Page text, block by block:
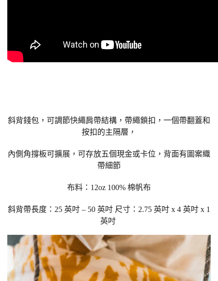
斜背錢包，可調節快繩肩帶結構，帶繩鎖扣，一個帶翻蓋和
按扣的主隔層，
內側角撐板可擴展，可存放五個現金或卡位，背面有圖案織
帶細節
布料：12oz 100% 棉帆布
斜背帶長度：25 英吋 – 50 英吋 尺寸：2.75 英吋 x 4 英吋 x 1
英吋